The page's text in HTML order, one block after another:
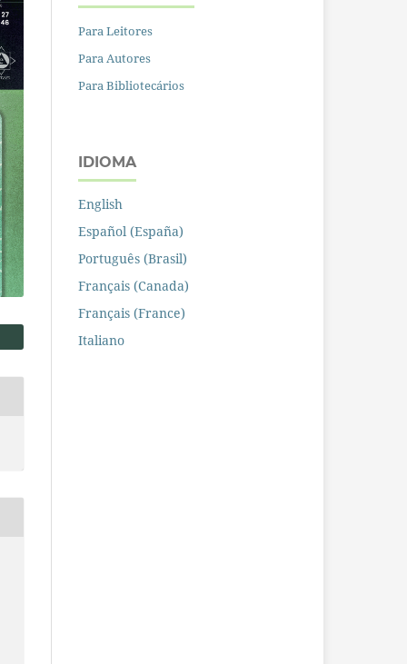
Para Leitores
Para Autores
Para Bibliotecários
IDIOMA
English
Español (España)
Português (Brasil)
Français (Canada)
Français (France)
Italiano